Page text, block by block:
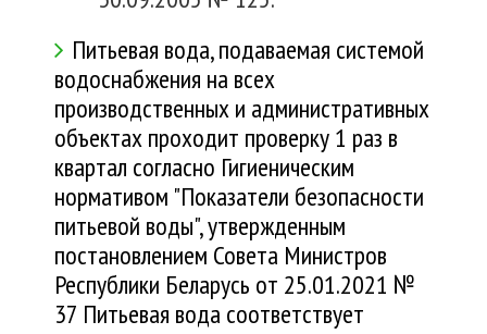
Питьевая вода, подаваемая системой
водоснабжения на всех
производственных и административных
объектах проходит проверку 1 раз в
квартал согласно Гигиеническим
нормативом "Показатели безопасности
питьевой воды", утвержденным
постановлением Совета Министров
Республики Беларусь от 25.01.2021 №
37 Питьевая вода соответствует